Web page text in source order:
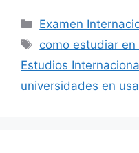
Examen
como estudiar en
Estudios
universidades en usa